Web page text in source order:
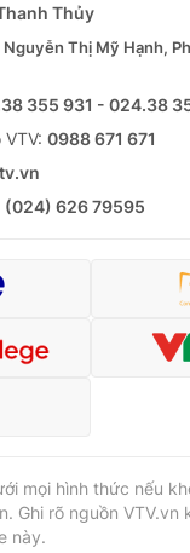
Thủy
Nguyễn Thị Mỹ Hạnh,
355 931 - 024.38
0988 671 671
(024) 626 79595
mọi hình thức nếu
Ghi rõ nguồn VTV.vn
này.